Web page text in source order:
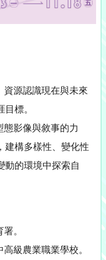
源認識現在與未來
標。
影像與敘事的力
建構多樣性、變化性
動的環境中探索自
。
級農業職業學校。